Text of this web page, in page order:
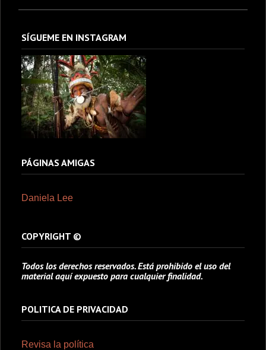
SÍGUEME EN INSTAGRAM
PÁGINAS AMIGAS
Daniela Lee
COPYRIGHT ©
Todos los derechos reservados. Está prohibido el uso del
material aquí expuesto para cualquier finalidad.
POLITICA DE PRIVACIDAD
Revisa la política